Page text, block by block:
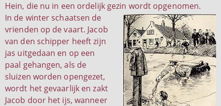
Hein, die nu in een ordelijk gezin wordt opgenomen.
In de winter schaatsen de
vrienden op de vaart. Jacob
van den schipper heeft zijn
jas uitgedaan en op een
paal gehangen, als de
sluizen worden opengezet,
wordt het gevaarlijk en zakt
Jacob door het ijs, wanneer